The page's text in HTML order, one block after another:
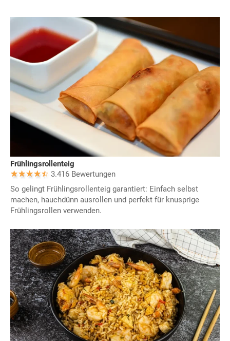
Frühlingsrollenteig
3.416 Bewertungen
So gelingt Frühlingsrollenteig garantiert: Einfach selbst
machen, hauchdünn ausrollen und perfekt für knusprige
Frühlingsrollen verwenden.